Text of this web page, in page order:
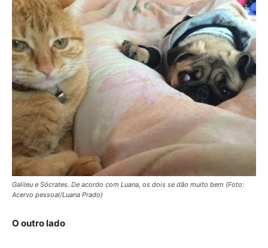
Galileu e Sócrates. De acordo com Luana, os dois se dão muito bem (Foto:
Acervo pessoal/Luana Prado)
O outro lado